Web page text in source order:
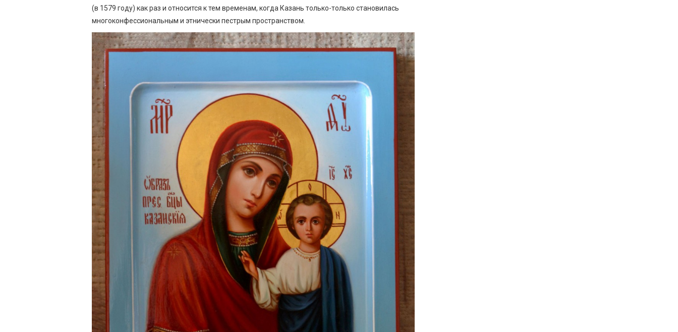
(в 1579 году) как раз и относится к тем временам, когда Казань только-только становилась
многоконфессиональным и этнически пестрым пространством.